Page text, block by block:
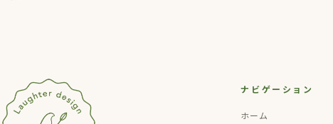
ナビゲーション
ホーム